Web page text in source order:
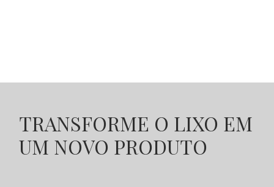
TRANSFORME O LIXO EM
UM NOVO PRODUTO